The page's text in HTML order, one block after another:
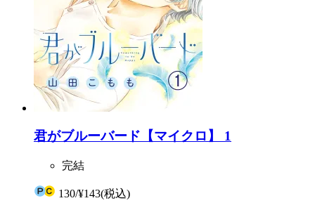
君がブルーバード【マイクロ】 1
完結
130/¥143(税込)